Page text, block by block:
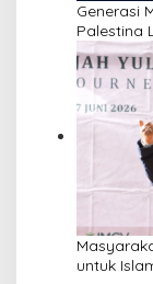
Generasi
Palestina
untuk